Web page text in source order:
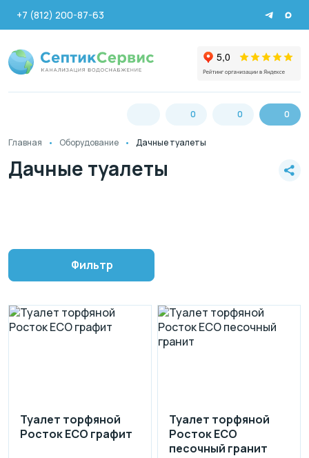
+7 (812) 200-87-63
0 0 0
Главная Оборудование Дачные туалеты
Дачные туалеты
Фильтр
Туалет торфяной
Росток ECO графит
Туалет торфяной
Росток ECO
песочный гранит